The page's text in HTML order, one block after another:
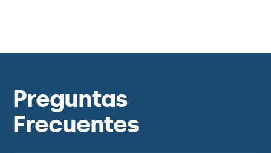
Preguntas
Frecuentes